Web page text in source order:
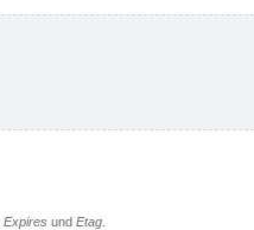
Expires und Etag.